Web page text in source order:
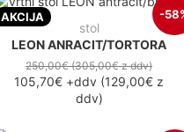
AKCIJA -
stol
LEON ANRACIT/TORTORA
250,00€(305,00€z ddv)
105,70€ +ddv (129,00€ z
ddv)